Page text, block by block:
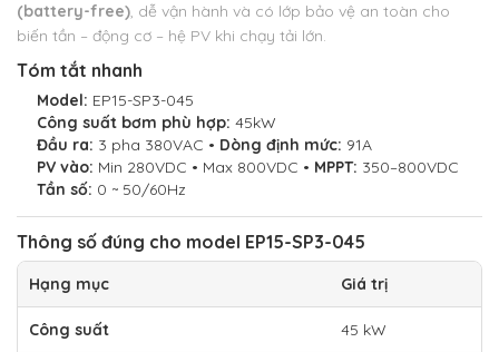
(battery-free), dễ vận hành và có lớp bảo vệ an toàn cho
biến tần – động cơ – hệ PV khi chạy tải lớn.
Tóm tắt nhanh
Model: EP15-SP3-045
Công suất bơm phù hợp: 45kW
Đầu ra: 3 pha 380VAC • Dòng định mức: 91A
PV vào: Min 280VDC • Max 800VDC • MPPT: 350–800VDC
Tần số: 0 ~ 50/60Hz
Thông số đúng cho model EP15-SP3-045
Hạng mục Giá trị
Công suất 45 kW